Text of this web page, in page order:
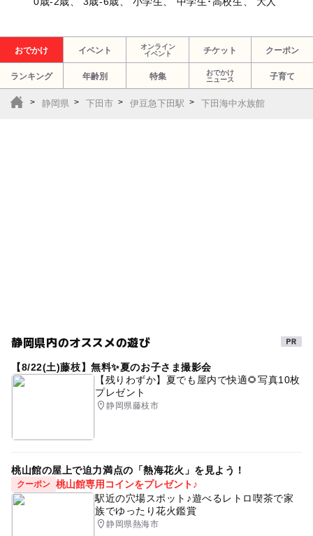
おでかけ イベント
オンライン
イベント
チケット クーポン
ランキング 年齢別 特集
おでかけ
ニュース
子育て
静岡県 下田市 伊豆急下田駅 下田海中水族館
静岡県内のオススメの遊び
【8/22(土)藤枝】無料✨夏のお子さま撮影会
【残りわずか】夏でも屋内で快適🌻写真10枚
プレゼント
静岡県藤枝市
桃山館の屋上で迫力満点の「熱海花火」を見よう！
クーポン 桃山館専用コインをプレゼント♪
駅近の穴場スポット♪遊べるレトロ喫茶で家
族でゆったり花火鑑賞
静岡県熱海市